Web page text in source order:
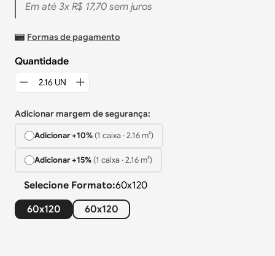
Em até 3x R$ 17,70sem juros
Formas de pagamento
Quantidade
Adicionar margem de segurança:
Adicionar +10%(1 caixa·2.16m²)
Adicionar +15%(1 caixa·2.16m²)
Selecione Formato:60x120
60x120
60x120